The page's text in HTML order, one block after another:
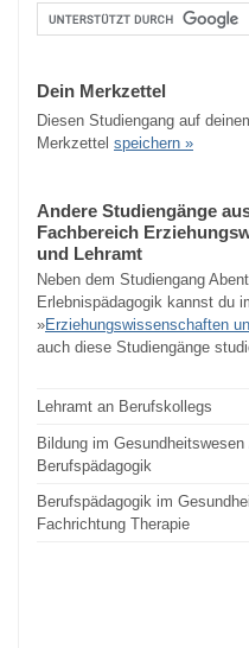
Dein Merkzettel
Diesen Studiengang auf
Merkzettel speichern »
Andere Studiengänge
Fachbereich
und Lehramt
Neben dem Studiengang
Erlebnispädagogik kannst du
»Erziehungswissenschaften
auch diese Studiengänge
Lehramt an Berufskollegs
Bildung im
Berufspädagogik
Berufspädagogik im
Fachrichtung Therapie